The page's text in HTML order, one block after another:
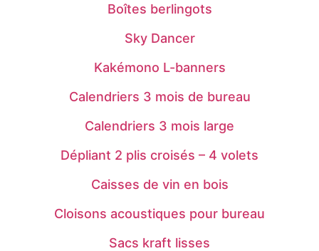
Boîtes berlingots
Sky Dancer
Kakémono L-banners
Calendriers 3 mois de bureau
Calendriers 3 mois large
Dépliant 2 plis croisés – 4 volets
Caisses de vin en bois
Cloisons acoustiques pour bureau
Sacs kraft lisses